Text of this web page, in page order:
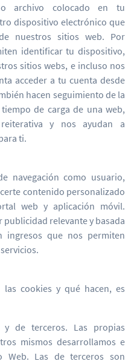
archivo colocado en tu
dispositivo electrónico que
nuestros sitios web. Por
identificar tu dispositivo,
sitios webs, e incluso nos
acceder a tu cuenta desde
hacen seguimiento de la
de carga de una web,
y nos ayudan a
ti.
navegación como usuario,
contenido personalizado
web y aplicación móvil.
relevante y basada
ingresos que nos permiten
cookies y qué hacen, es
y de terceros. Las propias
mismos desarrollamos e
Web. Las de terceros son